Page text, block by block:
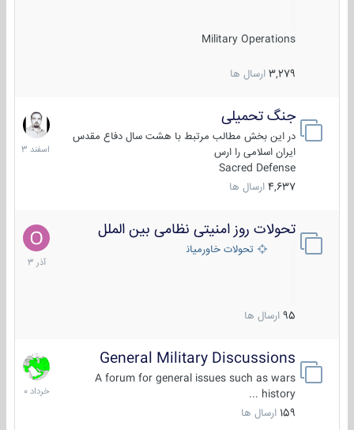
Military Operations
3,279 ارسال ها
جنگ تحمیلی
در این بخش مطالب مرتبط با هشت سال دفاع مقدس
ایران اسلامی را ارس
Sacred Defense
4,637 ارسال ها
20
اسفند
1403
تحولات روز امنیتی نظامی بین الملل
تحولات خاورمیانه
95 ارسال ها
21
آذر
1403
General Military Discussions
A forum for general issues such as wars
history ...
159 ارسال ها
10
خرداد
1400